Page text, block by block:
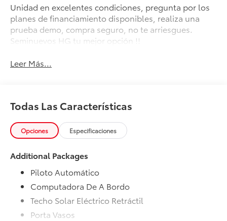
Unidad en excelentes condiciones, pregunta por los
planes de financiamiento disponibles, realiza una
prueba demo, compra seguro, no te arriesgues.
Seminuevos HG tu mejor opción !!
Leer Más...
Todas Las Características
Opciones Especificaciones
Additional Packages
Piloto Automático
Computadora De A Bordo
Techo Solar Eléctrico Retráctil
Porta Vasos